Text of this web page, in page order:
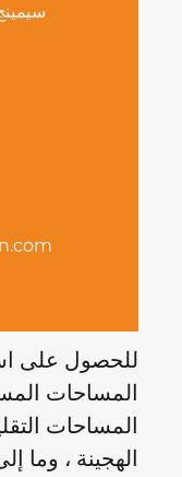
للحصول على
المساحات
المساحات
الهجينة ، وما